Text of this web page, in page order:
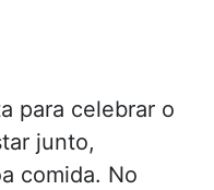
para celebrar o
junto,
comida. No